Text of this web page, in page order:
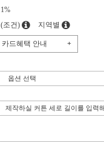
1%
(조건) 지역별
카드혜택 안내 +